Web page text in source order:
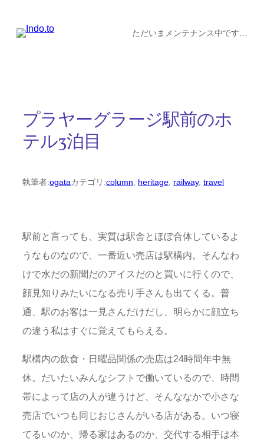
ただいまメンテナンス中です…
プラヤーグラージ駅前のホ
テル3泊目
執筆者:ogataカテゴリ:column, heritage, railway, travel
駅前と言っても、実質は駅舎とほぼ合体しているよ
うなものなので、一番近い売店は駅構内。そんなわ
けで水だの新聞だのアイスだのと買いに行くので、
顔見知りみたいになる売り手さんも出てくる。普
通、駅のお客は一見さんだけだし、明らかに顔立ち
の違う私はすぐに覚えてもらえる。
駅構内の飲食・日曜品関係の売店は24時間年中無
休。だいたいみんなシフトで働いているので、時間
帯によって店の人が違うけど、そんななかで小さな
売店でいつも同じおじさんがいる店がある。いつ寝
てるいのか、帰る家はあるのか、交代する相手は本